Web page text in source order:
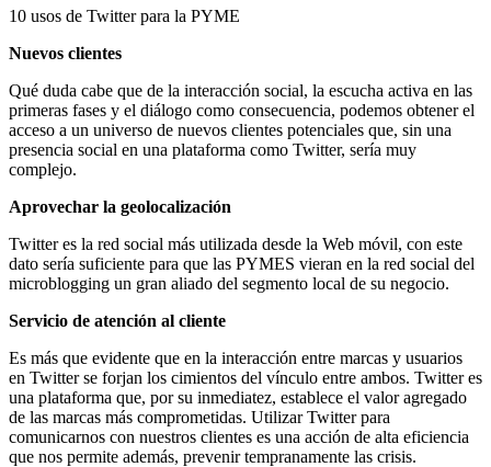
10 usos de Twitter para la PYME
Nuevos clientes
Qué duda cabe que de la interacción social, la escucha activa en las
primeras fases y el diálogo como consecuencia, podemos obtener el
acceso a un universo de nuevos clientes potenciales que, sin una
presencia social en una plataforma como Twitter, sería muy
complejo.
Aprovechar la geolocalización
Twitter es la red social más utilizada desde la Web móvil, con este
dato sería suficiente para que las PYMES vieran en la red social del
microblogging un gran aliado del segmento local de su negocio.
Servicio de atención al cliente
Es más que evidente que en la interacción entre marcas y usuarios
en Twitter se forjan los cimientos del vínculo entre ambos. Twitter es
una plataforma que, por su inmediatez, establece el valor agregado
de las marcas más comprometidas. Utilizar Twitter para
comunicarnos con nuestros clientes es una acción de alta eficiencia
que nos permite además, prevenir tempranamente las crisis.